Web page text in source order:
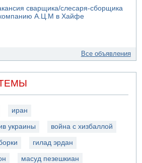
сварщика/слесаря-сборщика
А.Ц.М в Хайфе
Все объявления
иран
украины война с хизбаллой
гилад эрдан
масуд пезешкиан